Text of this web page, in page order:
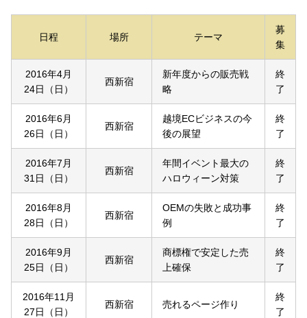
日程 場所 テーマ
募
集
2016年4月
24日（日）
西新宿
新年度からの販売戦
略
終
了
2016年6月
26日（日）
西新宿
越境ECビジネスの今
後の展望
終
了
2016年7月
31日（日）
西新宿
年間イベント最大の
ハロウィーン対策
終
了
2016年8月
28日（日）
西新宿
OEMの失敗と成功事
例
終
了
2016年9月
25日（日）
西新宿
商標権で安定した売
上確保
終
了
2016年11月
27日（日）
西新宿 売れるページ作り
終
了